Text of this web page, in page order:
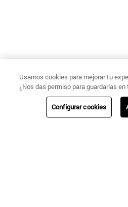
Usamos cookies para mejorar tu
¿Nos das permiso para guardarlas
Configurar cookies